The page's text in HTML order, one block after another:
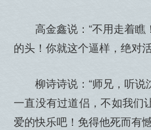
高金鑫说：“不用走着
的头！你就这个逼样，绝对
柳诗诗说：“师兄，听说
一直没有过道侣，不如我们
爱的快乐吧！免得他死而有